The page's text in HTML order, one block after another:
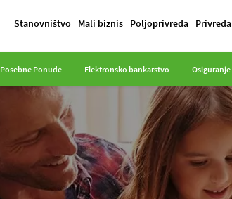
Stanovništvo
Posebne Ponude Elektronsko bankarstvo Osiguranje
Mali biznis Poljoprivreda Privreda